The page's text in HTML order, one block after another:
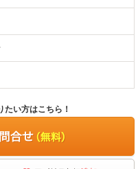
たい方はこちら！